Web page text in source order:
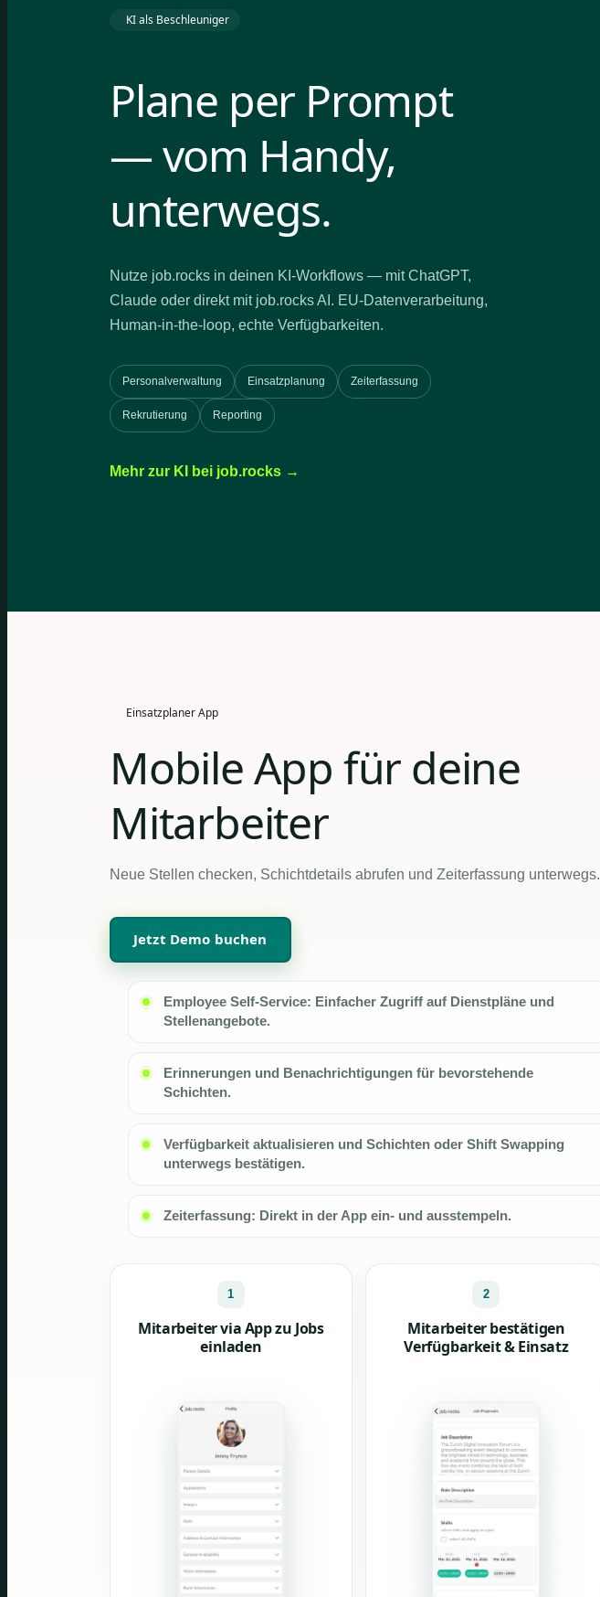
KI als Beschleuniger
Plane per Prompt
— vom Handy,
unterwegs.
Nutze job.rocks in deinen KI-Workflows — mit ChatGPT,
Claude oder direkt mit job.rocks AI. EU-Datenverarbeitung,
Human-in-the-loop, echte Verfügbarkeiten.
Personalverwaltung Einsatzplanung Zeiterfassung
Rekrutierung Reporting
Mehr zur KI bei job.rocks →
Einsatzplaner App
Mobile App für deine
Mitarbeiter
Neue Stellen checken, Schichtdetails abrufen und Zeiterfassung unterwegs.
Jetzt Demo buchen
Employee Self-Service: Einfacher Zugriff auf Dienstpläne und
Stellenangebote.
Erinnerungen und Benachrichtigungen für bevorstehende
Schichten.
Verfügbarkeit aktualisieren und Schichten oder Shift Swapping
unterwegs bestätigen.
Zeiterfassung: Direkt in der App ein- und ausstempeln.
1
Mitarbeiter via App zu Jobs
einladen
2
Mitarbeiter bestätigen
Verfügbarkeit & Einsatz